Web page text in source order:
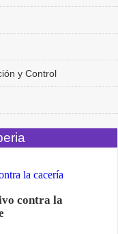
y Control
contra la